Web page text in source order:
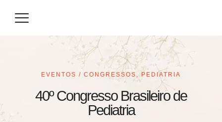
EVENTOS / CONGRESSOS , PEDIATRIA
40º Congresso Brasileiro de
Pediatria